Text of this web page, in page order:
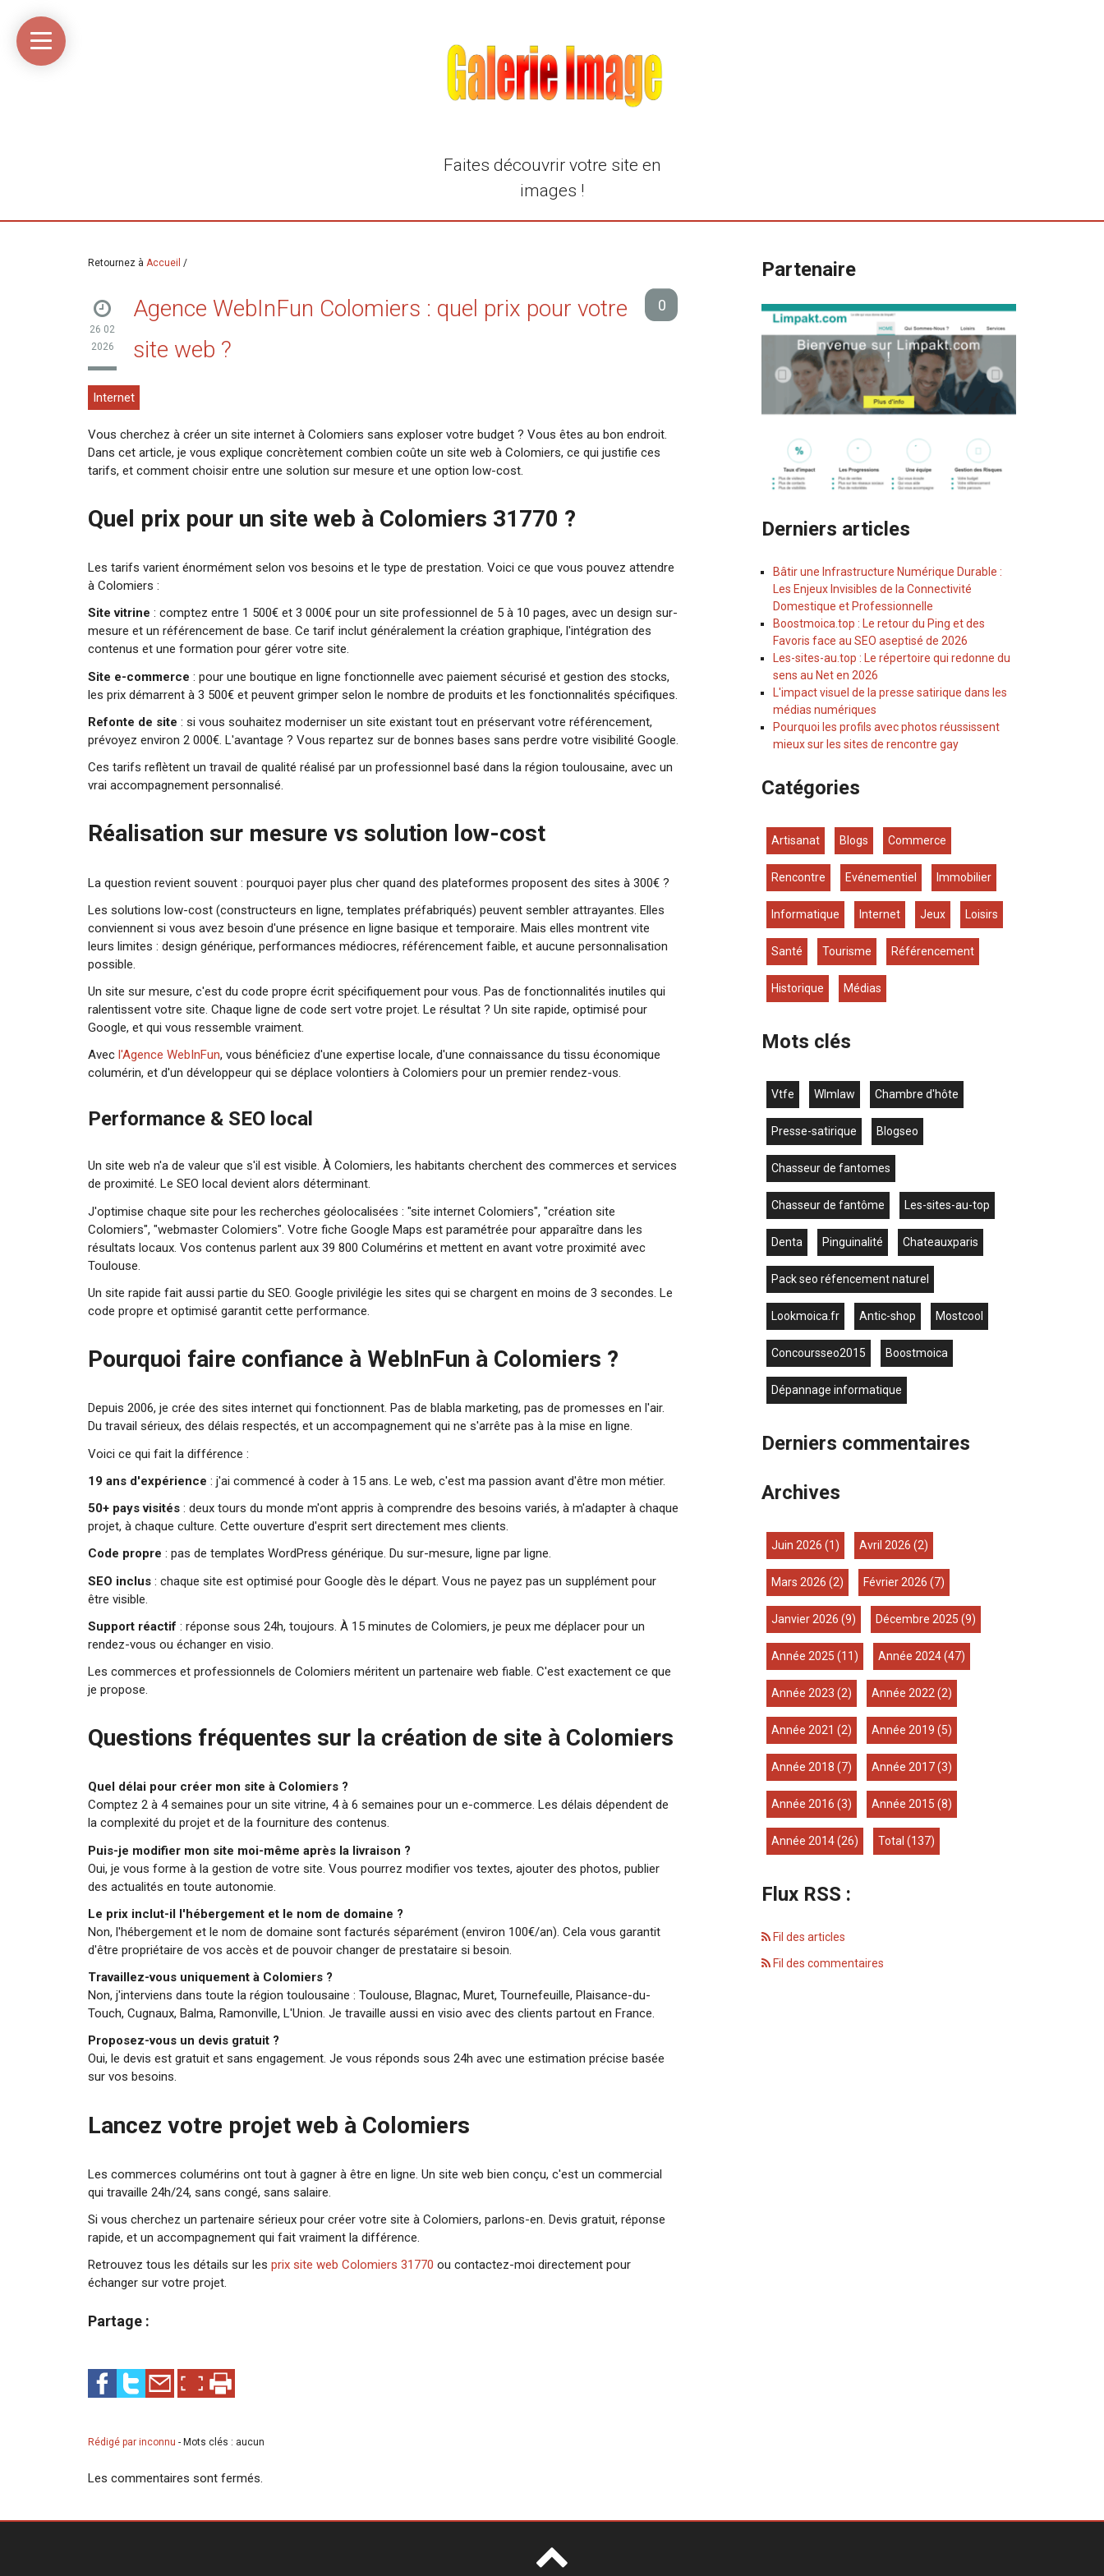
Accueil
Média
libre
Linkinaz
Katomi
compte
Twitter
@Ortegeek
compte
Flickr
Faites découvrir votre site en
images !
Retournez à Accueil /
26 02
2026
Agence WebInFun Colomiers : quel prix pour votre
site web ?
0
Internet
Vous cherchez à créer un site internet à Colomiers sans exploser votre budget ? Vous êtes au bon endroit.
Dans cet article, je vous explique concrètement combien coûte un site web à Colomiers, ce qui justifie ces
tarifs, et comment choisir entre une solution sur mesure et une option low-cost.
Quel prix pour un site web à Colomiers 31770 ?
Les tarifs varient énormément selon vos besoins et le type de prestation. Voici ce que vous pouvez attendre
à Colomiers :
Site vitrine : comptez entre 1 500€ et 3 000€ pour un site professionnel de 5 à 10 pages, avec un design sur-
mesure et un référencement de base. Ce tarif inclut généralement la création graphique, l'intégration des
contenus et une formation pour gérer votre site.
Site e-commerce : pour une boutique en ligne fonctionnelle avec paiement sécurisé et gestion des stocks,
les prix démarrent à 3 500€ et peuvent grimper selon le nombre de produits et les fonctionnalités spécifiques.
Refonte de site : si vous souhaitez moderniser un site existant tout en préservant votre référencement,
prévoyez environ 2 000€. L'avantage ? Vous repartez sur de bonnes bases sans perdre votre visibilité Google.
Ces tarifs reflètent un travail de qualité réalisé par un professionnel basé dans la région toulousaine, avec un
vrai accompagnement personnalisé.
Réalisation sur mesure vs solution low-cost
La question revient souvent : pourquoi payer plus cher quand des plateformes proposent des sites à 300€ ?
Les solutions low-cost (constructeurs en ligne, templates préfabriqués) peuvent sembler attrayantes. Elles
conviennent si vous avez besoin d'une présence en ligne basique et temporaire. Mais elles montrent vite
leurs limites : design générique, performances médiocres, référencement faible, et aucune personnalisation
possible.
Un site sur mesure, c'est du code propre écrit spécifiquement pour vous. Pas de fonctionnalités inutiles qui
ralentissent votre site. Chaque ligne de code sert votre projet. Le résultat ? Un site rapide, optimisé pour
Google, et qui vous ressemble vraiment.
Avecl'Agence WebInFun, vous bénéficiez d'une expertise locale, d'une connaissance du tissu économique
columérin, et d'un développeur qui se déplace volontiers à Colomiers pour un premier rendez-vous.
Performance & SEO local
Un site web n'a de valeur que s'il est visible. À Colomiers, les habitants cherchent des commerces et services
de proximité. Le SEO local devient alors déterminant.
J'optimise chaque site pour les recherches géolocalisées : "site internet Colomiers", "création site
Colomiers", "webmaster Colomiers". Votre fiche Google Maps est paramétrée pour apparaître dans les
résultats locaux. Vos contenus parlent aux 39 800 Columérins et mettent en avant votre proximité avec
Toulouse.
Un site rapide fait aussi partie du SEO. Google privilégie les sites qui se chargent en moins de 3 secondes. Le
code propre et optimisé garantit cette performance.
Pourquoi faire confiance à WebInFun à Colomiers ?
Depuis 2006, je crée des sites internet qui fonctionnent. Pas de blabla marketing, pas de promesses en l'air.
Du travail sérieux, des délais respectés, et un accompagnement qui ne s'arrête pas à la mise en ligne.
Voici ce qui fait la différence :
19 ans d'expérience : j'ai commencé à coder à 15 ans. Le web, c'est ma passion avant d'être mon métier.
50+ pays visités : deux tours du monde m'ont appris à comprendre des besoins variés, à m'adapter à chaque
projet, à chaque culture. Cette ouverture d'esprit sert directement mes clients.
Code propre : pas de templates WordPress générique. Du sur-mesure, ligne par ligne.
SEO inclus : chaque site est optimisé pour Google dès le départ. Vous ne payez pas un supplément pour
être visible.
Support réactif : réponse sous 24h, toujours. À 15 minutes de Colomiers, je peux me déplacer pour un
rendez-vous ou échanger en visio.
Les commerces et professionnels de Colomiers méritent un partenaire web fiable. C'est exactement ce que
je propose.
Questions fréquentes sur la création de site à Colomiers
Quel délai pour créer mon site à Colomiers ?
Comptez 2 à 4 semaines pour un site vitrine, 4 à 6 semaines pour un e-commerce. Les délais dépendent de
la complexité du projet et de la fourniture des contenus.
Puis-je modifier mon site moi-même après la livraison ?
Oui, je vous forme à la gestion de votre site. Vous pourrez modifier vos textes, ajouter des photos, publier
des actualités en toute autonomie.
Le prix inclut-il l'hébergement et le nom de domaine ?
Non, l'hébergement et le nom de domaine sont facturés séparément (environ 100€/an). Cela vous garantit
d'être propriétaire de vos accès et de pouvoir changer de prestataire si besoin.
Travaillez-vous uniquement à Colomiers ?
Non, j'interviens dans toute la région toulousaine : Toulouse, Blagnac, Muret, Tournefeuille, Plaisance-du-
Touch, Cugnaux, Balma, Ramonville, L'Union. Je travaille aussi en visio avec des clients partout en France.
Proposez-vous un devis gratuit ?
Oui, le devis est gratuit et sans engagement. Je vous réponds sous 24h avec une estimation précise basée
sur vos besoins.
Lancez votre projet web à Colomiers
Les commerces columérins ont tout à gagner à être en ligne. Un site web bien conçu, c'est un commercial
qui travaille 24h/24, sans congé, sans salaire.
Si vous cherchez un partenaire sérieux pour créer votre site à Colomiers, parlons-en. Devis gratuit, réponse
rapide, et un accompagnement qui fait vraiment la différence.
Retrouvez tous les détails sur lesprix site web Colomiers 31770 ou contactez-moi directement pour
échanger sur votre projet.
Partage :
Rédigé par inconnu-Mots clés : aucun
Les commentaires sont fermés.
Partenaire
Derniers articles
Bâtir une Infrastructure Numérique Durable :
Les Enjeux Invisibles de la Connectivité
Domestique et Professionnelle
Boostmoica.top : Le retour du Ping et des
Favoris face au SEO aseptisé de 2026
Les-sites-au.top : Le répertoire qui redonne du
sens au Net en 2026
L'impact visuel de la presse satirique dans les
médias numériques
Pourquoi les profils avec photos réussissent
mieux sur les sites de rencontre gay
Catégories
Artisanat Blogs Commerce
Rencontre Evénementiel Immobilier
Informatique Internet Jeux Loisirs
Santé Tourisme Référencement
Historique Médias
Mots clés
vtfe wlmlaw chambre d'hôte
presse-satirique blogseo
chasseur de fantomes
chasseur de fantôme les-sites-au-top
denta Pinguinalité chateauxparis
pack seo réfencement naturel
lookmoica.fr antic-shop mostcool
concoursseo2015 boostmoica
dépannage informatique
Derniers commentaires
Archives
juin 2026 (1) avril 2026 (2)
mars 2026 (2) février 2026 (7)
janvier 2026 (9) décembre 2025 (9)
année 2025 (11) année 2024(47)
année 2023 (2) année 2022 (2)
année 2021 (2) année 2019 (5)
année 2018 (7) année 2017(3)
année 2016 (3) année 2015 (8)
année 2014(26) total (137)
Flux RSS :
Fil des articles
Fil des commentaires